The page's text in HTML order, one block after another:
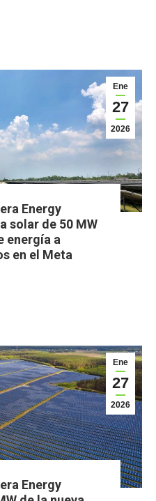
Ene
27
2026
Energy
solar de 50 MW
energía a
en el Meta
Ene
27
2026
Energy